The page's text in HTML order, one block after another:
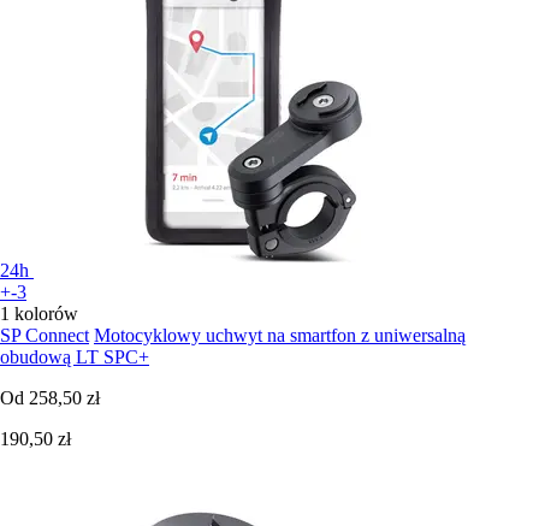
24h
+-3
1 kolorów
SP Connect Motocyklowy uchwyt na smartfon z uniwersalną
obudową LT SPC+
Od 258,50 zł
190,50 zł